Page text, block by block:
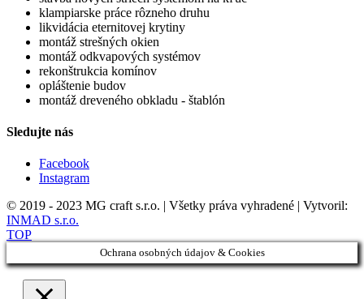
klampiarske práce rôzneho druhu
likvidácia eternitovej krytiny
montáž strešných okien
montáž odkvapových systémov
rekonštrukcia komínov
opláštenie budov
montáž dreveného obkladu - štablón
Sledujte nás
Facebook
Instagram
© 2019 - 2023 MG craft s.r.o. | Všetky práva vyhradené | Vytvoril:
INMAD s.r.o.
TOP
Ochrana osobných údajov & Cookies